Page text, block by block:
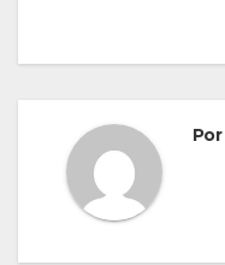
Por